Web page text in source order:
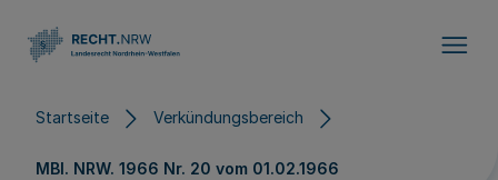
Startseite Verkündungsbereich
MBl. NRW. 1966 Nr. 20 vom 01.02.1966